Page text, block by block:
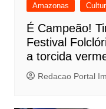
Amazonas
É Campeão!
Festival
a torcida
Redacao Portal